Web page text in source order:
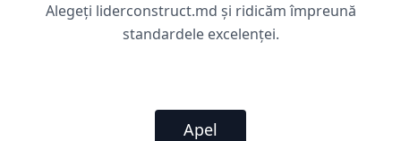
Alegeți liderconstruct.md și ridicăm împreună
standardele excelenței.
Apel